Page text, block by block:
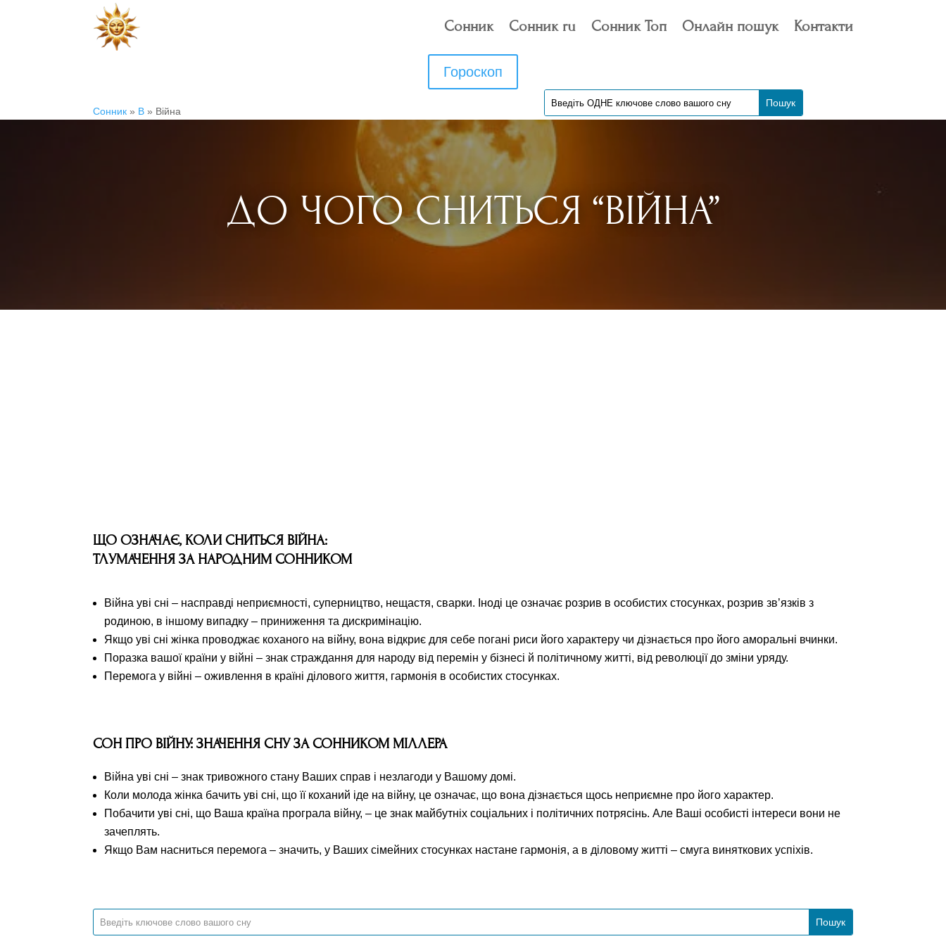
Сонник Сонник ru Сонник Топ Онлайн пошук Контакти
Гороскоп
Сонник » В » Війна
ДО ЧОГО СНИТЬСЯ “ВІЙНА”
ЩО ОЗНАЧАЄ, КОЛИ СНИТЬСЯ ВІЙНА:
ТЛУМАЧЕННЯ ЗА НАРОДНИМ СОННИКОМ
Війна уві сні – насправді неприємності, суперництво, нещастя, сварки. Іноді це означає розрив в особистих стосунках, розрив зв’язків з
родиною, в іншому випадку – приниження та дискримінацію.
Якщо уві сні жінка проводжає коханого на війну, вона відкриє для себе погані риси його характеру чи дізнається про його аморальні вчинки.
Поразка вашої країни у війні – знак страждання для народу від перемін у бізнесі й політичному житті, від революції до зміни уряду.
Перемога у війні – оживлення в країні ділового життя, гармонія в особистих стосунках.
СОН ПРО ВІЙНУ: ЗНАЧЕННЯ СНУ ЗА СОННИКОМ МІЛЛЕРА
Війна уві сні – знак тривожного стану Ваших справ і незлагоди у Вашому домі.
Коли молода жінка бачить уві сні, що її коханий іде на війну, це означає, що вона дізнається щось неприємне про його характер.
Побачити уві сні, що Ваша країна програла війну, – це знак майбутніх соціальних і політичних потрясінь. Але Ваші особисті інтереси вони не
зачеплять.
Якщо Вам насниться перемога – значить, у Ваших сімейних стосунках настане гармонія, а в діловому житті – смуга виняткових успіхів.